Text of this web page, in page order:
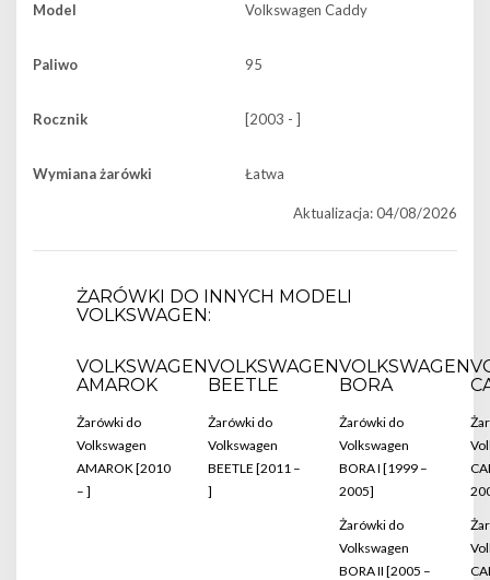
Model Volkswagen Caddy
Paliwo 95
Rocznik [2003 - ]
Wymiana żarówki Łatwa
Aktualizacja: 04/08/2026
ŻARÓWKI DO INNYCH MODELI
VOLKSWAGEN:
VOLKSWAGEN
AMAROK
Żarówki do
Volkswagen
AMAROK [2010
– ]
VOLKSWAGEN
BEETLE
Żarówki do
Volkswagen
BEETLE [2011 –
]
VOLKSWAGEN
BORA
Żarówki do
Volkswagen
BORA I [1999 –
2005]
Żarówki do
Volkswagen
BORA II [2005 –